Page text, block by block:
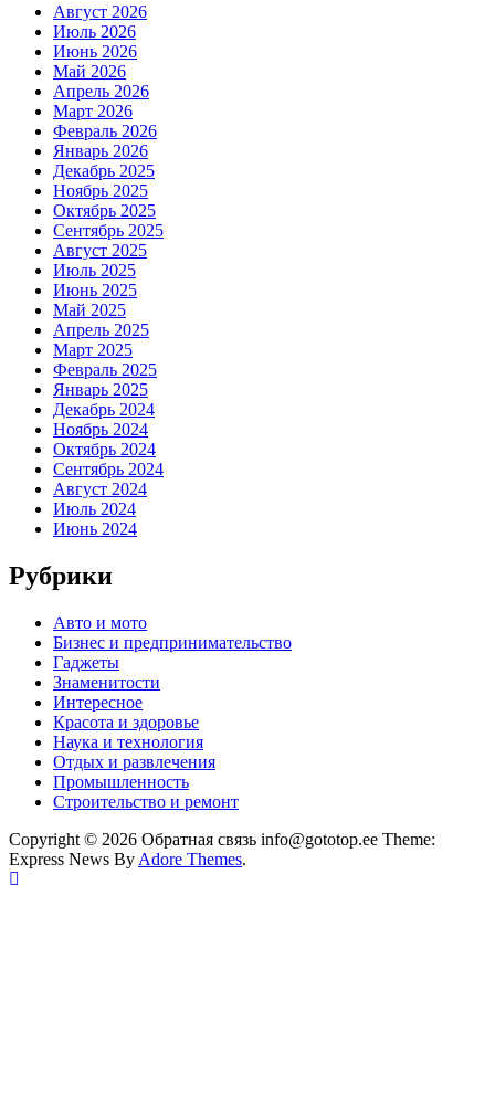
Август 2026
Июль 2026
Июнь 2026
Май 2026
Апрель 2026
Март 2026
Февраль 2026
Январь 2026
Декабрь 2025
Ноябрь 2025
Октябрь 2025
Сентябрь 2025
Август 2025
Июль 2025
Июнь 2025
Май 2025
Апрель 2025
Март 2025
Февраль 2025
Январь 2025
Декабрь 2024
Ноябрь 2024
Октябрь 2024
Сентябрь 2024
Август 2024
Июль 2024
Июнь 2024
Рубрики
Авто и мото
Бизнес и предпринимательство
Гаджеты
Знаменитости
Интересное
Красота и здоровье
Наука и технология
Отдых и развлечения
Промышленность
Строительство и ремонт
Copyright © 2026 Обратная связь info@gototop.ee Theme:
Express News By Adore Themes.